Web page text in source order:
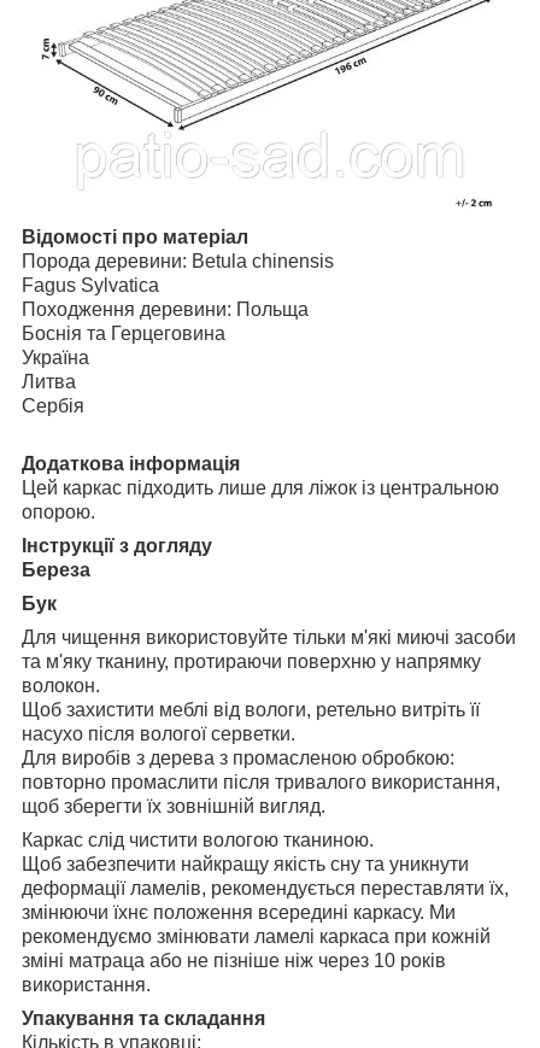
Відомості про матеріал
Порода деревини: Betula chinensis
Fagus Sylvatica
Походження деревини: Польща
Боснія та Герцеговина
Україна
Литва
Сербія
Додаткова інформація
Цей каркас підходить лише для ліжок із центральною
опорою.
Інструкції з догляду
Береза
Бук
Для чищення використовуйте тільки м'які миючі засоби
та м'яку тканину, протираючи поверхню у напрямку
волокон.
Щоб захистити меблі від вологи, ретельно витріть її
насухо після вологої серветки.
Для виробів з дерева з промасленою обробкою:
повторно промаслити після тривалого використання,
щоб зберегти їх зовнішній вигляд.
Каркас слід чистити вологою тканиною.
Щоб забезпечити найкращу якість сну та уникнути
деформації ламелів, рекомендується переставляти їх,
змінюючи їхнє положення всередині каркасу. Ми
рекомендуємо змінювати ламелі каркаса при кожній
зміні матраца або не пізніше ніж через 10 років
використання.
Упакування та складання
Кількість в упаковці: